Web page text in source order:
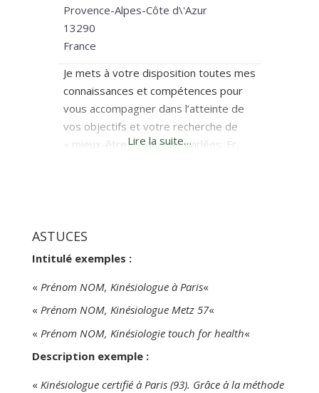
Provence-Alpes-Côte d\'Azur
13290
France
Je mets à votre disposition toutes mes
connaissances et compétences pour
vous accompagner dans l’atteinte de
vos objectifs et votre recherche de
« mieux-être ». Langues parlées: Fr,
de parole, présentation de
management, etc.), j’ai choisi
Lire la suite…
ASTUCES
Intitulé exemples :
« Prénom NOM, Kinésiologue à Paris«
« Prénom NOM, Kinésiologue Metz 57«
« Prénom NOM, Kinésiologie touch for health«
Description exemple :
« Kinésiologue certifié à Paris (93). Grâce à la méthode